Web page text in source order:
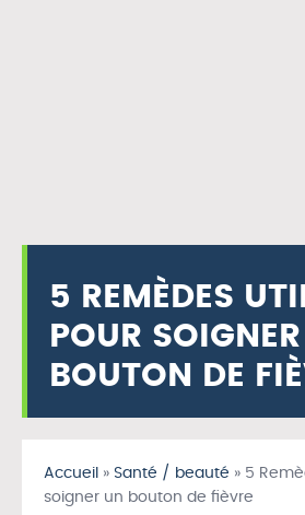
5 REMÈDES
POUR
BOUTON DE
Accueil » Santé / beauté » 5
soigner un bouton de fièvre